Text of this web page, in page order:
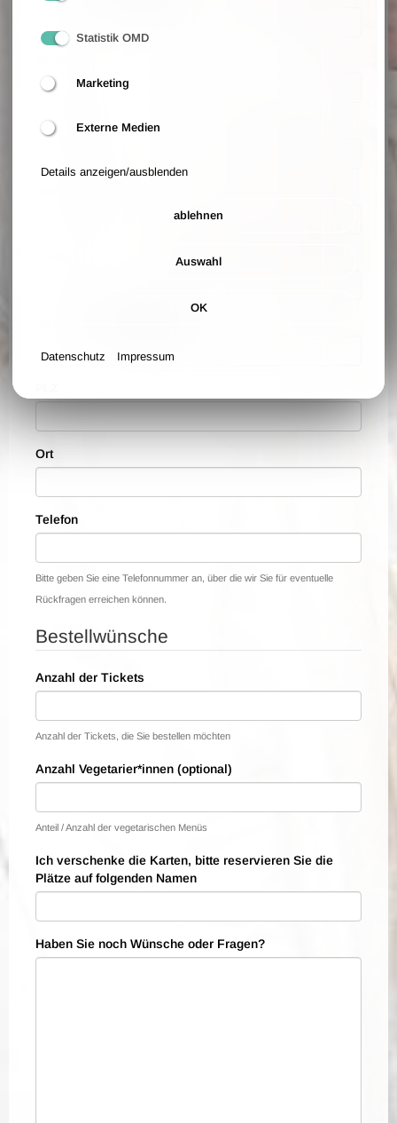
Vorname
Ort
Telefon
Bitte geben Sie eine Telefonnummer an, über die wir Sie für eventuelle
Rückfragen erreichen können.
Bestellwünsche
Anzahl der Tickets
Anzahl der Tickets, die Sie bestellen möchten
Anzahl Vegetarier*innen (optional)
Anteil / Anzahl der vegetarischen Menüs
Ich verschenke die Karten, bitte reservieren Sie die
Plätze auf folgenden Namen
Haben Sie noch Wünsche oder Fragen?
Statistik OMD
Marketing
Externe Medien
Details anzeigen/ausblenden
ablehnen
Auswahl
OK
Datenschutz Impressum